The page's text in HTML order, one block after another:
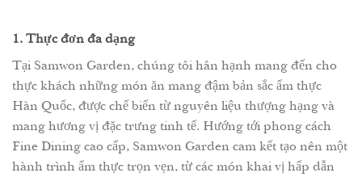
1. Thực đơn đa dạng
Tại Samwon Garden, chúng tôi hân hạnh mang đến cho
thực khách những món ăn mang đậm bản sắc ẩm thực
Hàn Quốc, được chế biến từ nguyên liệu thượng hạng và
mang hương vị đặc trưng tinh tế. Hướng tới phong cách
Fine Dining cao cấp, Samwon Garden cam kết tạo nên một
hành trình ẩm thực trọn vẹn, từ các món khai vị hấp dẫn